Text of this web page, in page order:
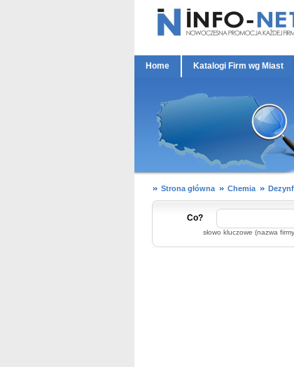
Home Katalogi Firm wg Miast
Strona główna Chemia
Co?
słowo kluczowe (nazwa